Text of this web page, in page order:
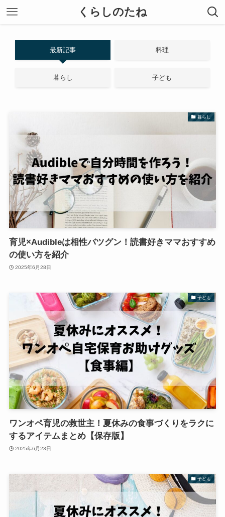
くらしのたね
最新記事 料理
暮らし 子ども
暮らし
育児×Audibleは相性バツグン！読書好きママおすすめ
の使い方を紹介
2025年6月28日
子ども
ワンオペ育児の救世主！夏休みの食事づくりをラクに
するアイテムまとめ【保存版】
2025年6月23日
子ども